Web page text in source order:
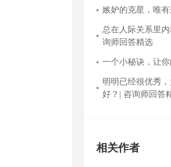
嫉妒的克星，唯
总在人际关系里
询师回答精选
一个小秘诀，让
明明已经很优秀
好？| 咨询师回答
相关作者